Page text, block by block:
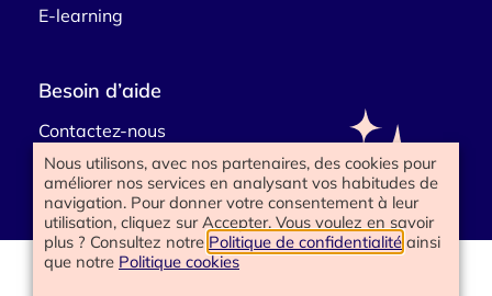
E-learning
Besoin d’aide
Contactez-nous
www.happyend.life 2025
Nous utilisons, avec nos partenaires, des cookies pour
améliorer nos services en analysant vos habitudes de
navigation. Pour donner votre consentement à leur
utilisation, cliquez sur Accepter. Vous voulez en savoir
plus ? Consultez notre Politique de confidentialité ainsi
que notre Politique cookies